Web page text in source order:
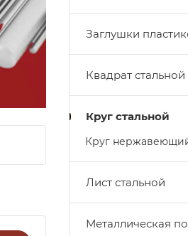
Заглушки
Квадрат стальной
Круг стальной
Круг нержавеющий
Лист стальной
Металлическая